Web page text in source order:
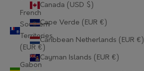
French
Southern
Territories
(EUR €)
Gabon
Canada (USD $)
Cape Verde (EUR €)
Caribbean Netherlands (EUR €)
Cayman Islands (EUR €)